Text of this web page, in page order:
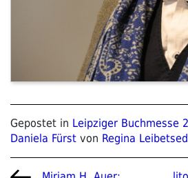
Gepostet in Leipziger Buchmesse
Daniela Fürst von Regina
Vorheriger